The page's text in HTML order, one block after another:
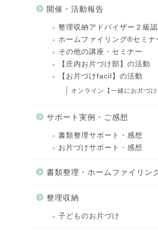
開催・活動報告
整理収納アドバイザー２級
ホームファイリング®セミナ
その他の講座・セミナー
【庄内お片づけ部】の活動
【お片づけfacil】の活動
オンライン【一緒にお片づけ
サポート実例・ご感想
書類整理サポート・感想
お片づけサポート・感想
書類整理・ホームファイリン
整理収納
子どものお片づけ